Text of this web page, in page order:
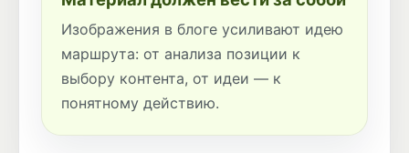
Изображения в блоге усиливают идею
маршрута: от анализа позиции к
выбору контента, от идеи — к
понятному действию.